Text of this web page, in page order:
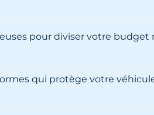
pour diviser votre budget
qui protège votre